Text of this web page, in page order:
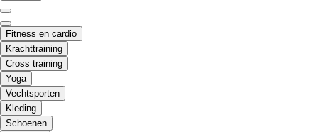
Fitness en cardio
Krachttraining
Cross training
Yoga
Vechtsporten
Kleding
Schoenen